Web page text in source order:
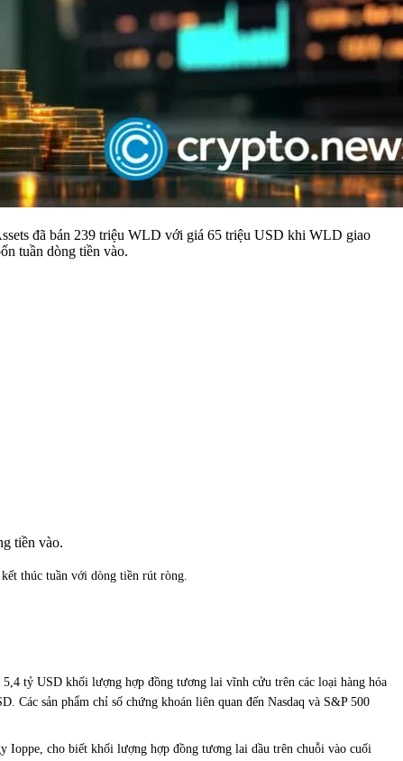
đã bán 239 triệu WLD với giá 65 triệu USD khi WLD giao
tuần dòng tiền vào.
tiền vào.
thúc tuần với dòng tiền rút ròng.
tỷ USD khối lượng hợp đồng tương lai vĩnh cửu trên các loại hàng hóa
sản phẩm chỉ số chứng khoán liên quan đến Nasdaq và S&P 500
Ioppe, cho biết khối lượng hợp đồng tương lai dầu trên chuỗi vào cuối